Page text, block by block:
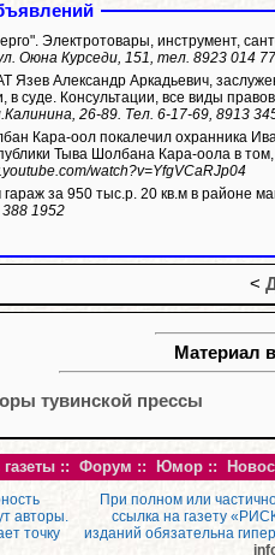
Электротовары, инструмент,
Оюна Курседи, 151, тел. 8923 014
Язев Александр Аркадьевич,
в суде. Консультации, все виды
26-89. Тел. 6-17-69, 8913
покалечил охранника Иванова: http://www.youtube.com/watch?v=YfgVCaRJp04 Иванов
Тыва Шолбана Кара-оола в
watch?v=YfgVCaRJp04
за 950 тыс.р. 20 кв.м в районе
1952
<
Материал
тувинской прессы
:: Форум :: Юмор ::
авторы.
точку
При полном или
ссылка на газету
изданий обязательна